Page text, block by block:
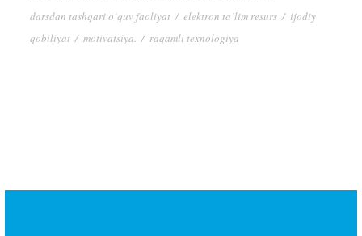
darsdan tashqari o‘quv faoliyat / elektron ta’lim resurs / ijodiy
qobiliyat / motivatsiya. / raqamli texnologiya